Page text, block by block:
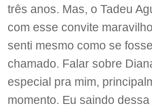
três anos. Mas, o Tadeu
com esse convite
senti mesmo como se
chamado. Falar sobre
especial pra mim,
momento. Eu saindo